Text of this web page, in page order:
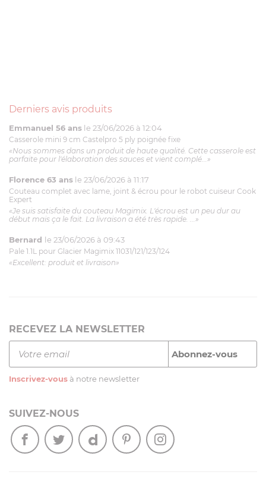
Derniers avis produits
Emmanuel 56 ans le 23/06/2026 à 12:04
Casserole mini 9 cm Castelpro 5 ply poignée fixe
«Nous sommes dans un produit de haute qualité. Cette casserole est
parfaite pour l'élaboration des sauces et vient complé...»
Florence 63 ans le 23/06/2026 à 11:17
Couteau complet avec lame, joint & écrou pour le robot cuiseur Cook
Expert
«Je suis satisfaite du couteau Magimix. L'écrou est un peu dur au
début mais ça le fait. La livraison a été très rapide. ...»
Bernard le 23/06/2026 à 09:43
Pale 1.1L pour Glacier Magimix 11031/121/123/124
«Excellent: produit et livraison»
RECEVEZ LA NEWSLETTER
Inscrivez-vous à notre newsletter
SUIVEZ-NOUS